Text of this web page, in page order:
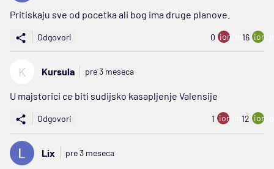
Pritiskaju sve od pocetka ali bog ima druge planove.
Odgovori 0 ion:minus
16
K Kursula pre 3 meseca
U majstorici ce biti sudijsko kasapljenje Valensije
Odgovori 1 ion:minus
12
Lix pre 3 meseca